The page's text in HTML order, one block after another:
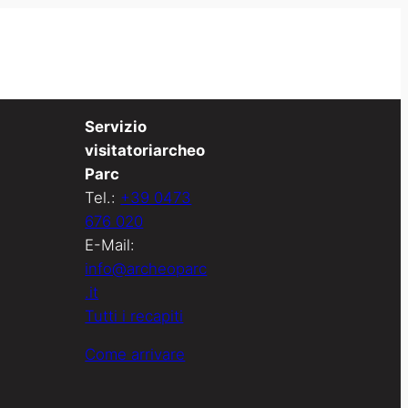
Servizio
visitatoriarcheo
Parc
Tel.: +39 0473
676 020
E-Mail:
info@archeoparc
.it
Tutti i recapiti
Come arrivare